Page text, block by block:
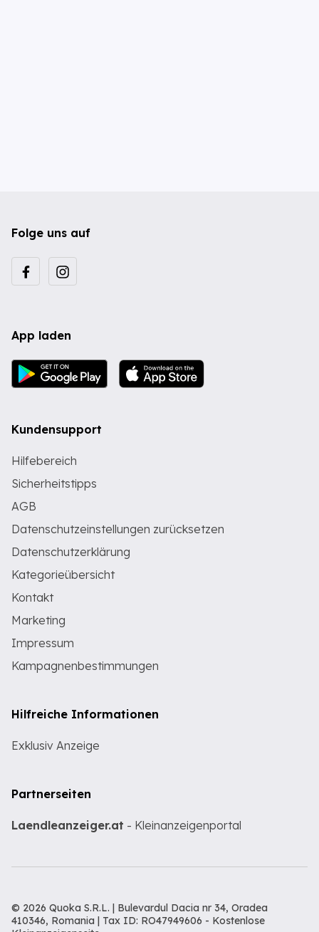
Folge uns auf
App laden
Kundensupport
Hilfebereich
Sicherheitstipps
AGB
Datenschutzeinstellungen zurücksetzen
Datenschutzerklärung
Kategorieübersicht
Kontakt
Marketing
Impressum
Kampagnenbestimmungen
Hilfreiche Informationen
Exklusiv Anzeige
Partnerseiten
Laendleanzeiger.at - Kleinanzeigenportal
© 2026 Quoka S.R.L. | Bulevardul Dacia nr 34, Oradea
410346, Romania | Tax ID: RO47949606 - Kostenlose